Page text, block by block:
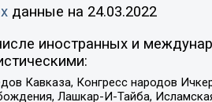
данные на 24.03.2022
иностранных и
Конгресс народов
Лашкар-И-Тайба,